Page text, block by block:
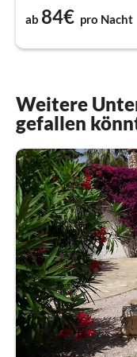
ab 84€ pro Nacht
Weitere
gefallen